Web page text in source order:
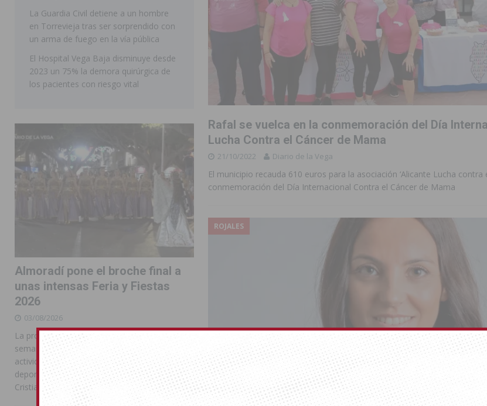
[ 05/08/2026 ]
Orihuela acogerá una sesión informativa sobre los recursos disponibles para las mujeres víctimas de
ORIHUELA
Rafal se vuelca en la conmemoración del Día
Lucha Contra el Cáncer de Mama
21/10/2022 Diario de la Vega
El municipio recauda 610 euros para la asociación ‘Alicante Lucha contra
conmemoración del Día Internacional Contra el Cáncer de Mama
ROJALES
La Guardia Civil detiene a un hombre
en Torrevieja tras ser sorprendido con
un arma de fuego en la vía pública
El Hospital Vega Baja disminuye desde
2023 un 75% la demora quirúrgica de
los pacientes con riesgo vital
Almoradí pone el broche final a
unas intensas Feria y Fiestas
2026
03/08/2026
La programación reunió durante más de una
semana actos institucionales, conciertos,
actividades familiares, competiciones
deportivas y las celebraciones de Moros y
Cristianos